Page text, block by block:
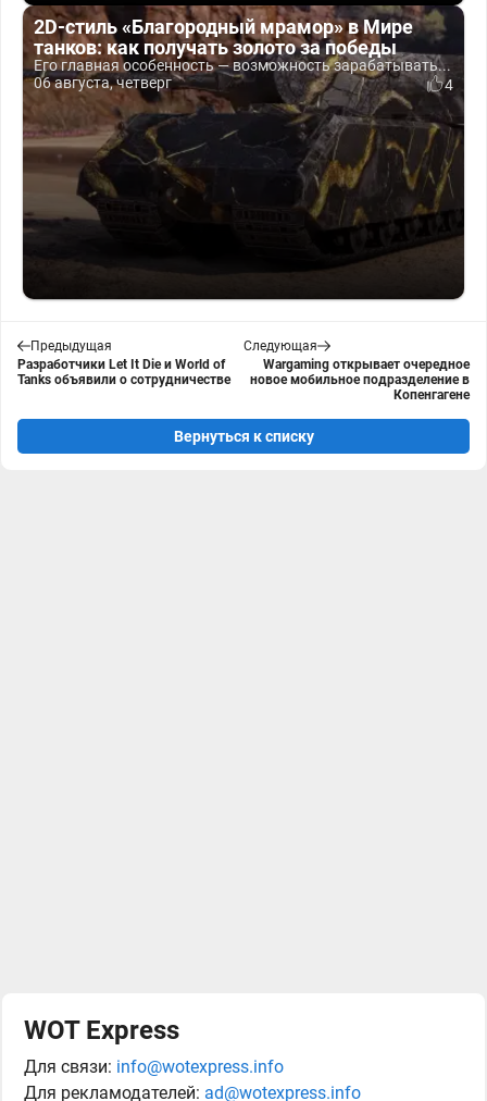
2D-стиль «Благородный мрамор» в Мире
танков: как получать золото за победы
Его главная особенность — возможность зарабатывать...
06 августа, четверг
4
Предыдущая
Разработчики Let It Die и World of
Tanks объявили о сотрудничестве
Следующая
Wargaming открывает очередное
новое мобильное подразделение в
Копенгагене
Вернуться к списку
WOT Express
Для связи: info@wotexpress.info
Для рекламодателей: ad@wotexpress.info